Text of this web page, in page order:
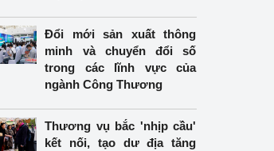
Đổi mới sản xuất thông
minh và chuyển đổi số
trong các lĩnh vực của
ngành Công Thương
Thương vụ bắc 'nhịp cầu'
kết nối, tạo dư địa tăng